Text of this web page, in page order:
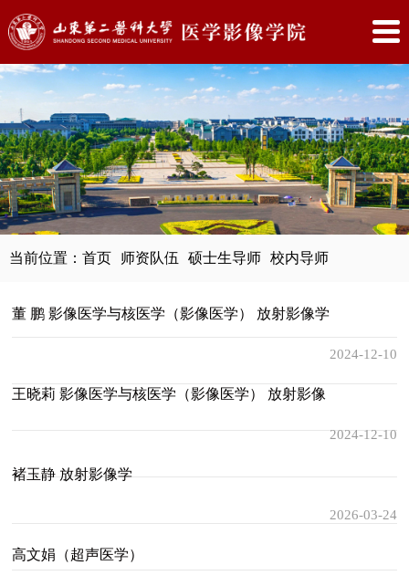
当前位置： 首页 师资队伍 硕士生导师 校内导师
董 鹏 影像医学与核医学（影像医学） 放射影像学
2024-12-10
王晓莉 影像医学与核医学（影像医学） 放射影像
2024-12-10
褚玉静 放射影像学
2026-03-24
高文娟（超声医学）